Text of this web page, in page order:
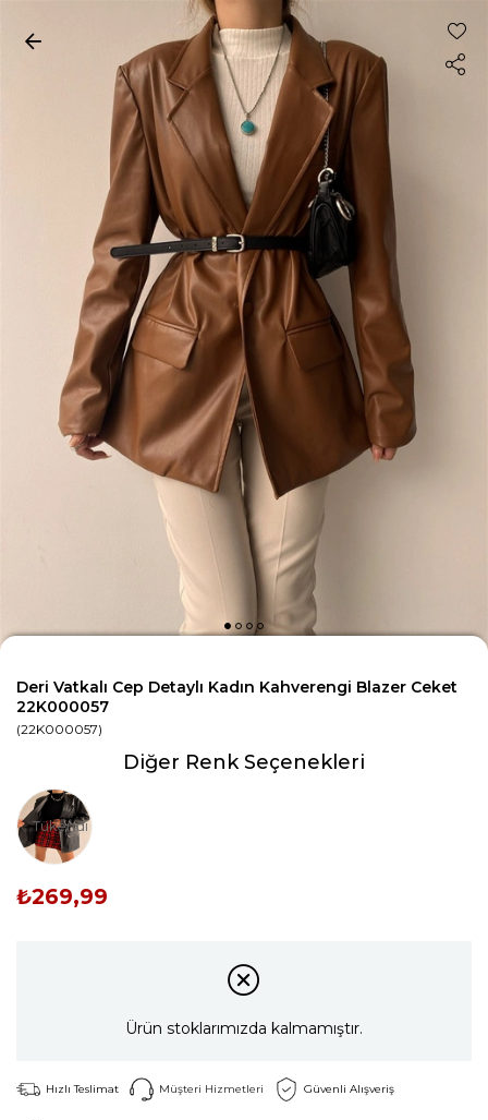
Deri Vatkalı Cep Detaylı Kadın Kahverengi Blazer Ceket
22K000057
(22K000057)
Diğer Renk Seçenekleri
Tükendi
₺269,99
Ürün stoklarımızda kalmamıştır.
Hızlı Teslimat Müşteri Hizmetleri Güvenli Alışveriş